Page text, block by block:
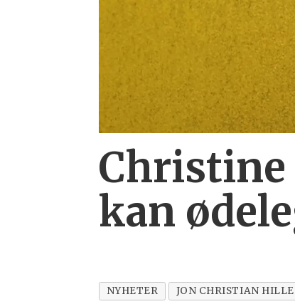
Christine
kan
NYHETER JON CHRISTIAN